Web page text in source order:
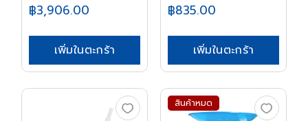
฿3,906.00
เพิ่มในตะกร้า
฿835.00
เพิ่มในตะกร้า
สินค้าหมด